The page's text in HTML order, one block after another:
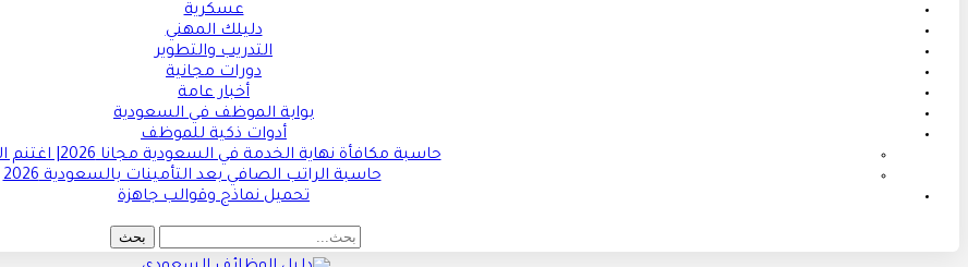
عسكرية
دليلك المهني
التدريب والتطوير
دورات مجانية
أخبار عامة
بوابة الموظف في السعودية
أدوات ذكية للموظف
حاسبة مكافأة نهاية الخدمة في السعودية مجانا 2026| اغتنم الفرصة !!
حاسبة الراتب الصافي بعد التأمينات بالسعودية 2026
تحميل نماذج وقوالب جاهزة